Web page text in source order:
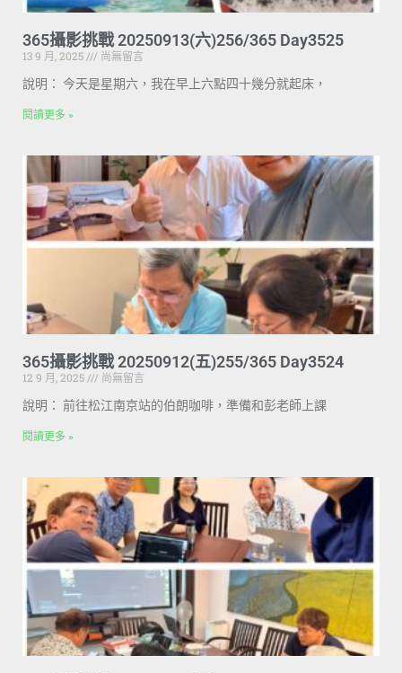
365攝影挑戰 20250913(六)256/365 Day3525
13 9 月, 2025
尚無留言
說明： 今天是星期六，我在早上六點四十幾分就起床，
閱讀更多 »
365攝影挑戰 20250912(五)255/365 Day3524
12 9 月, 2025
尚無留言
說明： 前往松江南京站的伯朗咖啡，準備和彭老師上課
閱讀更多 »